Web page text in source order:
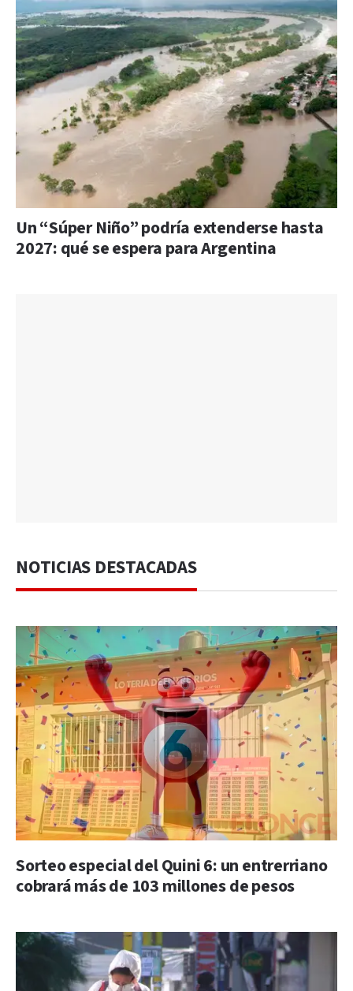
Un “Súper Niño” podría extenderse hasta
2027: qué se espera para Argentina
NOTICIAS DESTACADAS
Sorteo especial del Quini 6: un entrerriano
cobrará más de 103 millones de pesos